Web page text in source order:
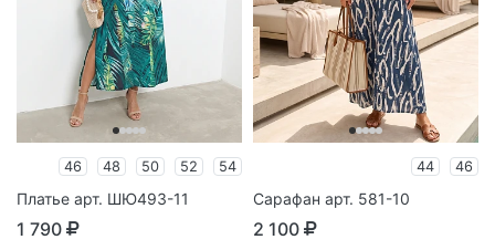
46 48 50 52 54
Платье арт. ШЮ493-11
1 790
44 46
Сарафан арт. 581-10
2 100